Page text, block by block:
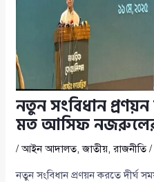
নতুন সংবিধান
মত আসিফ
/আইন আদালত,জাতীয়,রাজনীতি/
নতুন সংবিধান প্রণয়ন করতে দীর্ঘ